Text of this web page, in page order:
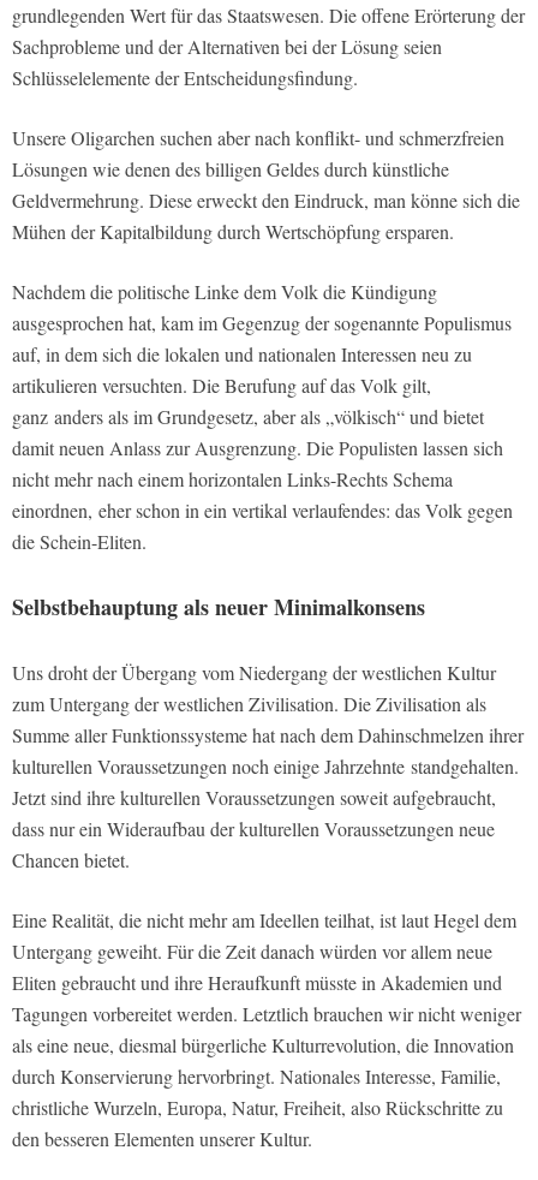
grundlegenden Wert für das Staatswesen. Die offene Erörterung der
Sachprobleme und der Alternativen bei der Lösung seien
Schlüsselelemente der Entscheidungsfindung.
Unsere Oligarchen suchen aber nach konflikt- und schmerzfreien
Lösungen wie denen des billigen Geldes durch künstliche
Geldvermehrung. Diese erweckt den Eindruck, man könne sich die
Mühen der Kapitalbildung durch Wertschöpfung ersparen.
Nachdem die politische Linke dem Volk die Kündigung
ausgesprochen hat, kam im Gegenzug der sogenannte Populismus
auf, in dem sich die lokalen und nationalen Interessen neu zu
artikulieren versuchten. Die Berufung auf das Volk gilt,
ganz anders als im Grundgesetz, aber als „völkisch“ und bietet
damit neuen Anlass zur Ausgrenzung. Die Populisten lassen sich
nicht mehr nach einem horizontalen Links-Rechts Schema
einordnen, eher schon in ein vertikal verlaufendes: das Volk gegen
die Schein-Eliten.
Selbstbehauptung als neuer Minimalkonsens
Uns droht der Übergang vom Niedergang der westlichen Kultur
zum Untergang der westlichen Zivilisation. Die Zivilisation als
Summe aller Funktionssysteme hat nach dem Dahinschmelzen ihrer
kulturellen Voraussetzungen noch einige Jahrzehnte standgehalten.
Jetzt sind ihre kulturellen Voraussetzungen soweit aufgebraucht,
dass nur ein Wideraufbau der kulturellen Voraussetzungen neue
Chancen bietet.
Eine Realität, die nicht mehr am Ideellen teilhat, ist laut Hegel dem
Untergang geweiht. Für die Zeit danach würden vor allem neue
Eliten gebraucht und ihre Heraufkunft müsste in Akademien und
Tagungen vorbereitet werden. Letztlich brauchen wir nicht weniger
als eine neue, diesmal bürgerliche Kulturrevolution, die Innovation
durch Konservierung hervorbringt. Nationales Interesse, Familie,
christliche Wurzeln, Europa, Natur, Freiheit, also Rückschritte zu
den besseren Elementen unserer Kultur.